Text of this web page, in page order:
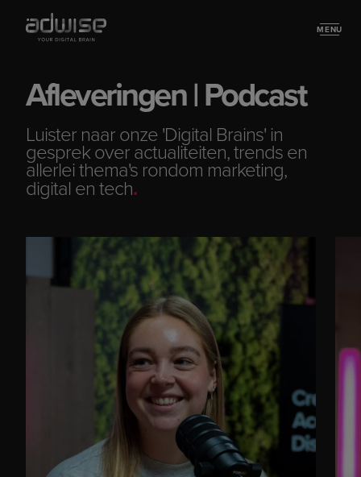
MENU
Afleveringen | Podcast
Luister naar onze 'Digital Brains' in
gesprek over actualiteiten, trends en
allerlei thema's rondom marketing,
digital en tech.